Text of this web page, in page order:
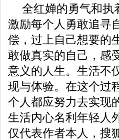
全红婵的勇气和执
激励每个人勇敢追寻
偿，过上自己想要的
敢做真实的自己，感
意义的人生。生活不
现与体验。在这个过
个人都应努力去实现
生活内心名利年轻人
仅代表作者本人，搜